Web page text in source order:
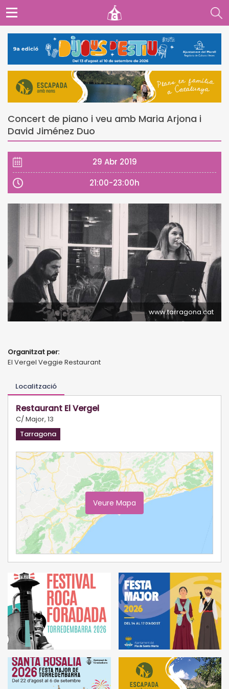
Concert de piano i veu amb Maria Arjona i
David Jiménez Duo
29 Abr 2019
21:00-23:00h
www.tarragona.cat
Organitzat per:
El Vergel Veggie Restaurant
Localització
Restaurant El Vergel
C/ Major, 13
Tarragona
Veure Mapa